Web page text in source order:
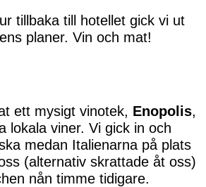
tillbaka till hotellet gick vi ut
planer. Vin och mat!
ett mysigt vinotek, Enopolis,
lokala viner. Vi gick in och
medan Italienarna på plats
(alternativ skrattade åt oss)
nån timme tidigare.